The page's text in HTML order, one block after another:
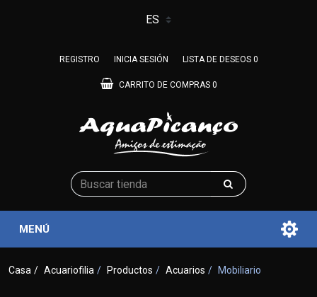
REGISTRO INICIA SESIÓN LISTA DE DESEOS 0
CARRITO DE COMPRAS 0
MENÚ
Casa / Acuariofilia / Productos / Acuarios / Mobiliario